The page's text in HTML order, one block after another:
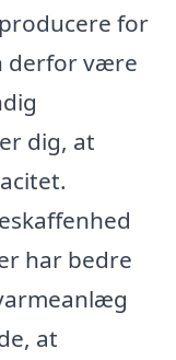
for
derfor være
dig, at
har bedre
at